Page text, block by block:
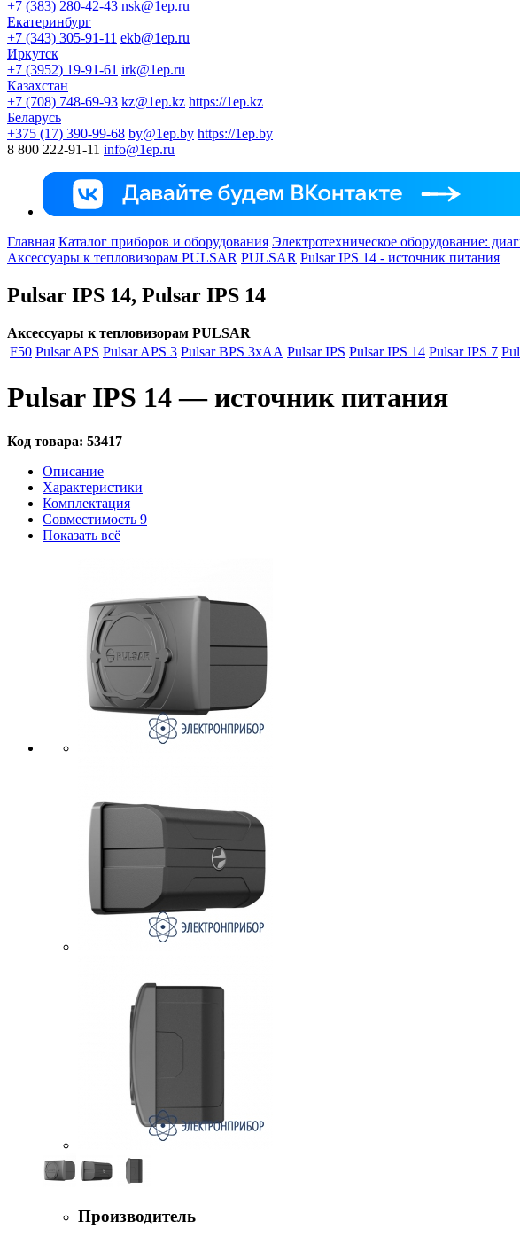
+7 (383) 280-42-43 nsk@1ep.ru
Екатеринбург
+7 (343) 305-91-11 ekb@1ep.ru
Иркутск
+7 (3952) 19-91-61 irk@1ep.ru
Казахстан
+7 (708) 748-69-93 kz@1ep.kz https://1ep.kz
Беларусь
+375 (17) 390-99-68 by@1ep.by https://1ep.by
8 800 222-91-11 info@1ep.ru
Главная Каталог приборов и оборудования Электротехническое оборудование:
Аксессуары к тепловизорам PULSAR PULSAR Pulsar IPS 14 - источник питания
Pulsar IPS 14, Pulsar IPS 14
Аксессуары к тепловизорам PULSAR
F50 Pulsar APS Pulsar APS 3 Pulsar BPS 3xAA Pulsar IPS Pulsar IPS 14 Pulsar IPS 7
Pulsar IPS 14 — источник питания
Код товара: 53417
Описание
Характеристики
Комплектация
Совместимость 9
Показать всё
Производитель